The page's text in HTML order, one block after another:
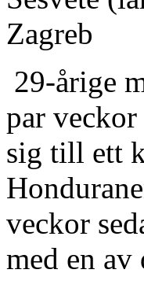
Zagreb
29-årige
par
sig till ett
veckor
med en av